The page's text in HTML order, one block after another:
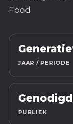
Food
JAAR / PERIODE
PUBLIEK